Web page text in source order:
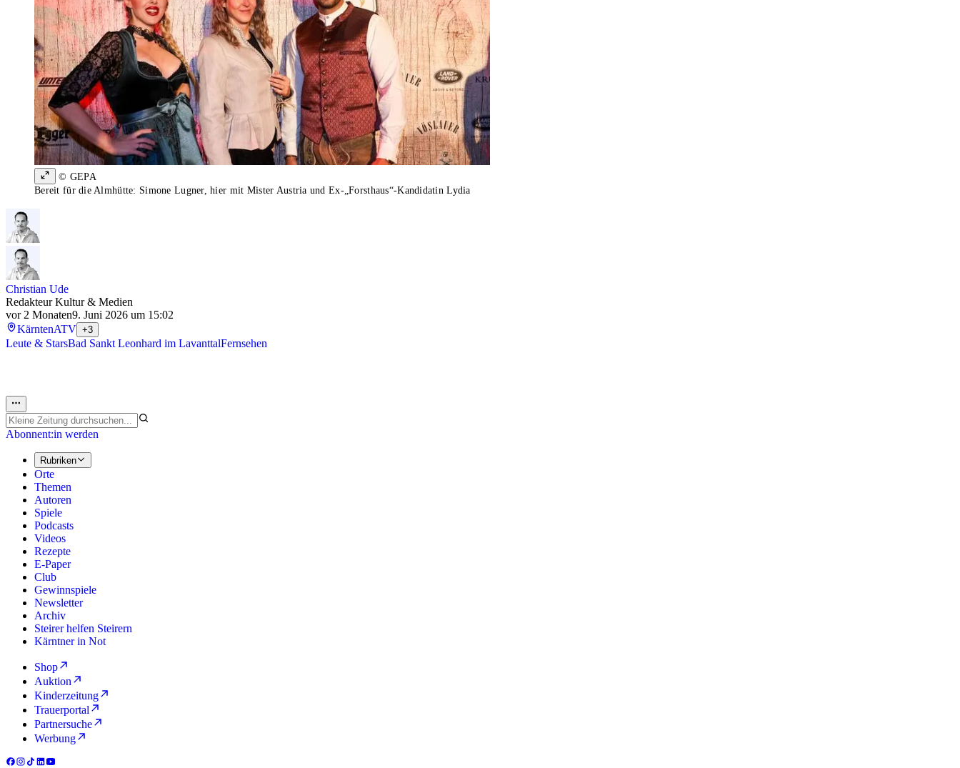
© GEPA
Bereit für die Almhütte: Simone Lugner, hier mit Mister Austria und Ex-„Forsthaus“-Kandidatin Lydia
Christian Ude
Redakteur Kultur & Medien
vor 2 Monaten9. Juni 2026 um 15:02
KärntenATV +3
Leute & StarsBad Sankt Leonhard im LavanttalFernsehen
Abonnent:in werden
Rubriken
Orte
Themen
Autoren
Spiele
Podcasts
Videos
Rezepte
E-Paper
Club
Gewinnspiele
Newsletter
Archiv
Steirer helfen Steirern
Kärntner in Not
Shop
Auktion
Kinderzeitung
Trauerportal
Partnersuche
Werbung